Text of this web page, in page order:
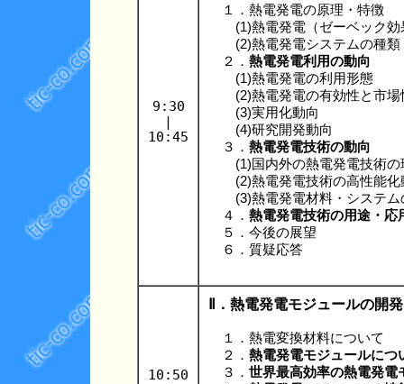
9:30
|
10:45
１．熱電発電の原理・特徴
(1)熱電発電（ゼーベック効
(2)熱電発電システムの種類
２． 熱電発電利用の動向
(1)熱電発電の利用形態
(2)熱電発電の有効性と市場
(3)実用化動向
(4)研究開発動向
３． 熱電発電技術の動向
(1)国内外の熱電発電技術の
(2)熱電発電技術の高性能化
(3)熱電発電材料・システム
４． 熱電発電技術の用途・応
５．今後の展望
６．質疑応答
10:50
Ⅱ．熱電発電モジュールの開
１．熱電変換材料について
２． 熱電発電モジュールにつ
３． 世界最高効率の熱電発電